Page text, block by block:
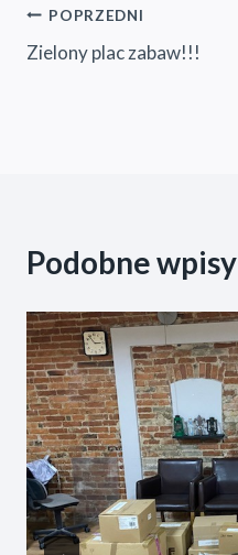
Nawigacja
wpisu
POPRZEDNI
Zielony plac zabaw!!!
Podobne wpisy